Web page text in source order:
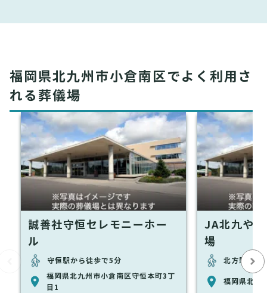
福岡県北九州市小倉南区でよく利用さ
れる葬儀場
誠善社守恒セレモニーホー
ル
守恒駅から徒歩で5分
福岡県北九州市小倉南区守恒本町3丁
目1
JA北九や
場
北方駅から
福岡県北九